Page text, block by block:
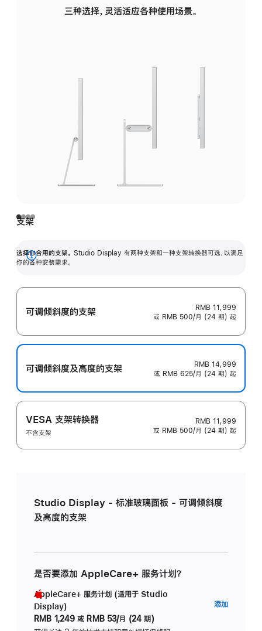
三种选择，灵活适应各种使用场景。
支架
选择你合用的支架。 Studio Display 有两种支架和一种支架转换器可选，以满足
你的各种安装需求。
展
可调倾斜度的支架
RMB 11,999
或 RMB 500/月 (24 期) 起
可调倾斜度及高‍度的支‍架
RMB 14,999
或 RMB 625/月 (24 期) 起
VESA 支架转换器
不含支架
RMB 11,999
或 RMB 500/月 (24 期) 起
Studio Display - 标准玻璃面板 - 可调倾斜度
及高度的支架
是否要添加 AppleCare+ 服务计划？
AppleCare+ 服务计划 (适用于 Studio
Display)
RMB 1,249 或 RMB 53/月 (24 期)
添加